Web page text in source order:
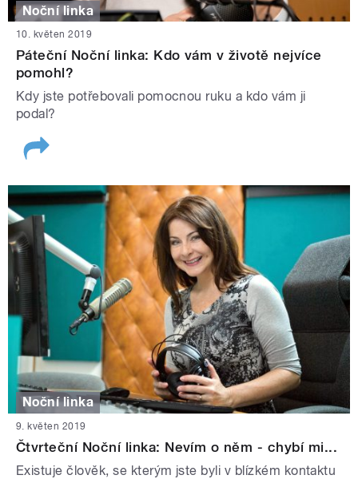
Noční linka
10. květen 2019
Páteční Noční linka: Kdo vám v životě nejvíce
pomohl?
Kdy jste potřebovali pomocnou ruku a kdo vám ji
podal?
Noční linka
9. květen 2019
Čtvrteční Noční linka: Nevím o něm - chybí mi...
Existuje člověk, se kterým jste byli v blízkém kontaktu